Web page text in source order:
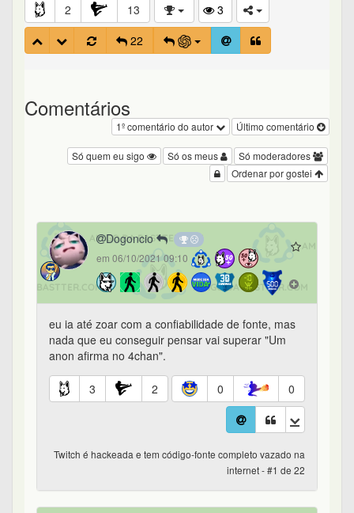
2 13
3
22
Comentários
Último comentário
1º comentário do autor
Só moderadores
Só os meus
Só quem eu sigo
Ordenar por gostei
Dogoncio
em 06/10/2021 09:10
eu ia até zoar com a confiabilidade de fonte, mas
nada que eu conseguir pensar vai superar "Um
anon afirma no 4chan".
3 2 0 0
Twitch é hackeada e tem código-fonte completo vazado na
internet - #1 de 22